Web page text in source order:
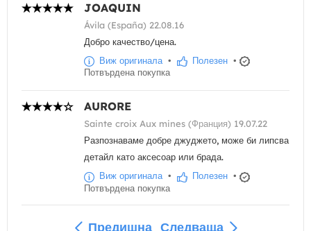
JOAQUIN
Ávila (España) 22.08.16
Добро качество/цена.
Виж оригинала• Полезен •
Потвърдена покупка
AURORE
Sainte croix Aux mines (Франция) 19.07.22
Разпознаваме добре джуджето, може би липсва
детайл като аксесоар или брада.
Виж оригинала• Полезен •
Потвърдена покупка
Предишна Следваща